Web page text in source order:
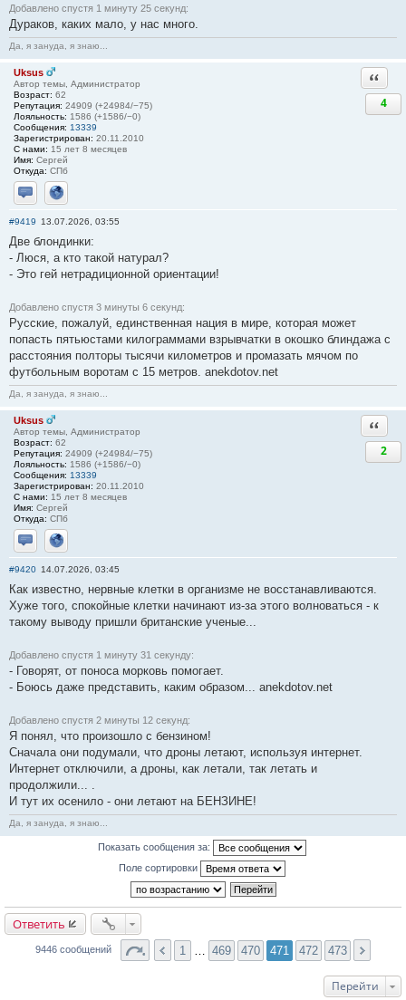
Добавлено спустя 1 минуту 25 секунд:
Дураков, каких мало, у нас много.
Да, я зануда, я знаю...
Uksus
Автор темы, Администратор
Возраст: 62
Репутация: 24909 (+24984/−75)
Лояльность: 1586 (+1586/−0)
Сообщения: 13339
Зарегистрирован: 20.11.2010
С нами: 15 лет 8 месяцев
Имя: Сергей
Откуда: СПб
Отправить личное сообщение
Сайт
4
#9419 13.07.2026, 03:55
Две блондинки:
- Люся, а кто такой натурал?
- Это гей нетрадиционной ориентации!
Добавлено спустя 3 минуты 6 секунд:
Русские, пожалуй, единственная нация в мире, которая может
попасть пятьюстами килограммами взрывчатки в окошко блиндажа с
расстояния полторы тысячи километров и промазать мячом по
футбольным воротам с 15 метров. anekdotov.net
Да, я зануда, я знаю...
Uksus
Автор темы, Администратор
Возраст: 62
Репутация: 24909 (+24984/−75)
Лояльность: 1586 (+1586/−0)
Сообщения: 13339
Зарегистрирован: 20.11.2010
С нами: 15 лет 8 месяцев
Имя: Сергей
Откуда: СПб
Отправить личное сообщение
Сайт
2
#9420 14.07.2026, 03:45
Как известно, нервные клетки в организме не восстанавливаются.
Хуже того, спокойные клетки начинают из-за этого волноваться - к
такому выводу пришли британские ученые...
Добавлено спустя 1 минуту 31 секунду:
- Говорят, от поноса морковь помогает.
- Боюсь даже представить, каким образом... anekdotov.net
Добавлено спустя 2 минуты 12 секунд:
Я понял, что произошло с бензином!
Сначала они подумали, что дроны летают, используя интернет.
Интернет отключили, а дроны, как летали, так летать и
продолжили... .
И тут их осенило - они летают на БЕНЗИНЕ!
Да, я зануда, я знаю...
Показать сообщения за:
Поле сортировки
Ответить
9446 сообщений 1 469 470 471 472 473
Перейти